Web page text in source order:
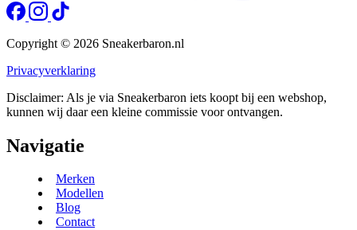
Copyright © 2026 Sneakerbaron.nl
Privacyverklaring
Disclaimer: Als je via Sneakerbaron iets koopt bij een webshop,
kunnen wij daar een kleine commissie voor ontvangen.
Navigatie
Merken
Modellen
Blog
Contact